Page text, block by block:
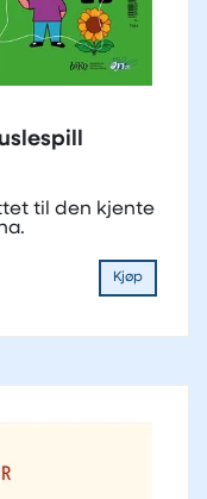
til den kjente
Kjøp